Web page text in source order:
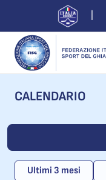
CALENDARIO
Ultimi 3 mesi